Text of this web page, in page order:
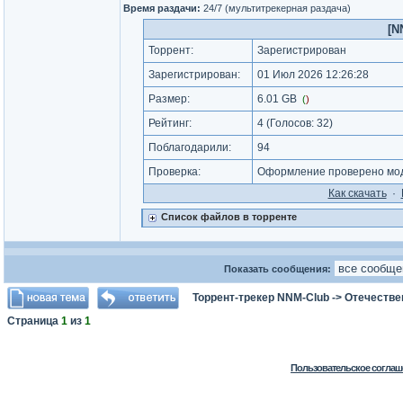
Время раздачи: 24/7 (мультитрекерная раздача)
Торрент:
Зарегистрирован
Зарегистрирован:
01 Июл 2026 12:26:28
Размер:
6.01 GB ()
Рейтинг: 4(Голосов: 32)
Поблагодарили:
94
Проверка:
Оформление проверено
Как cкачать·
Список файлов в торренте
Показать сообщения:
Торрент-трекер NNM-Club ->
Страница 1 из 1
Пользовательское